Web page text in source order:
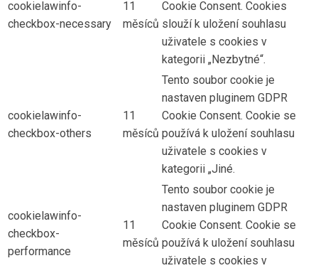
cookielawinfo-
checkbox-necessary
11
měsíců
Cookie Consent. Cookies
slouží k uložení souhlasu
uživatele s cookies v
kategorii „Nezbytné“.
cookielawinfo-
checkbox-others
11
měsíců
Tento soubor cookie je
nastaven pluginem GDPR
Cookie Consent. Cookie se
používá k uložení souhlasu
uživatele s cookies v
kategorii „Jiné.
cookielawinfo-
checkbox-
performance
11
měsíců
Tento soubor cookie je
nastaven pluginem GDPR
Cookie Consent. Cookie se
používá k uložení souhlasu
uživatele s cookies v